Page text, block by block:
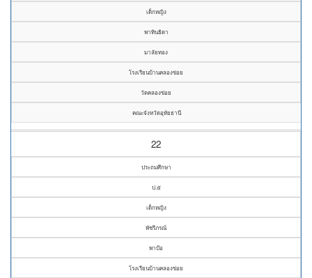
เด็กหญิง
พาทินธิดา
มาลัยทอง
โรงเรียนบ้านคลองข่อย
วัดคลองข่อย
คณะจังหวัดอุทัยธานี
22
ประถมศึกษา
ป.๕
เด็กหญิง
พัชรีภรณ์
พาป้อ
โรงเรียนบ้านคลองข่อย